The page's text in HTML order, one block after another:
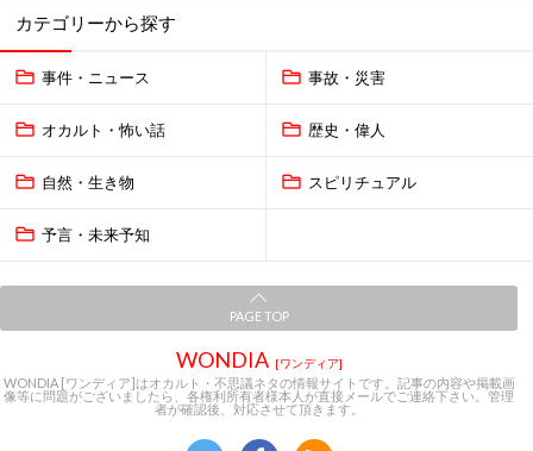
カテゴリーから探す
事件・ニュース 事故・災害
オカルト・怖い話 歴史・偉人
自然・生き物 スピリチュアル
予言・未来予知
PAGE TOP
WONDIA [ワンディア]
WONDIA [ワンディア]はオカルト・不思議ネタの情報サイトです。記事の内容や掲載画
像等に問題がございましたら、各権利所有者様本人が直接メールでご連絡下さい。管理
者が確認後、対応させて頂きます。